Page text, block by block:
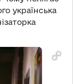
українська